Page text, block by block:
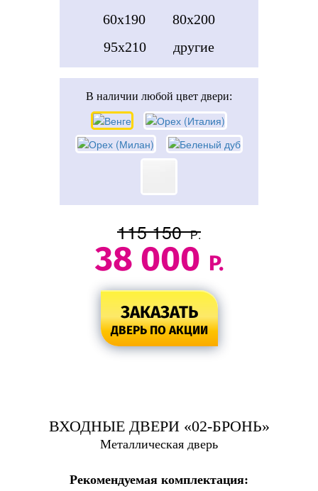
60x190
80x200
95x210
другие
В наличии любой цвет двери:
115 150 Р.
38 000 Р.
ЗАКАЗАТЬ
ДВЕРЬ ПО АКЦИИ
ВХОДНЫЕ ДВЕРИ «02-БРОНЬ»
Металлическая дверь
Рекомендуемая комплектация: